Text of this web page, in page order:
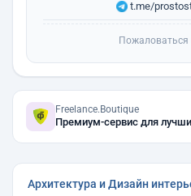
t.me/
Freelance.Boutique
Премиум-сервис для
Архитектура и Дизайн